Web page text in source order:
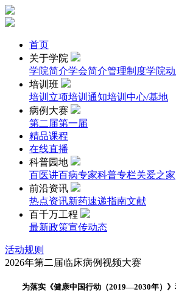
首页
关于学院
学院简介学会简介管理制度学院
培训班
培训立项培训通知培训中心/基地
病例大赛
第二届第一届
精品课程
在线直播
科普园地
百医讲百病专家科普专栏关爱之家
前沿资讯
热点资讯新药速递指南文献
百千万工程
最新政策宣传动态
活动规则
2026年第二届临床病例视频大赛
为落实《健康中国行动（2019—2030年）